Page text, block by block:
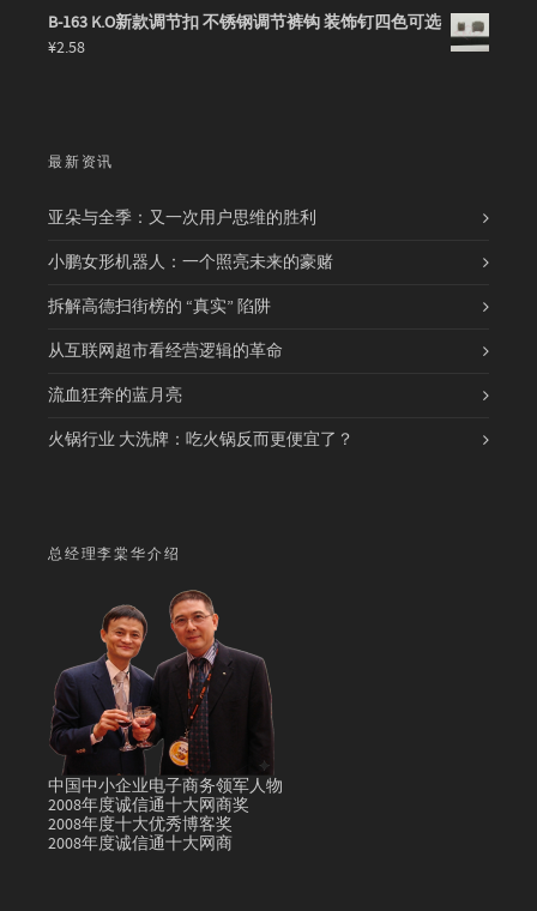
B-163 K.O新款调节扣 不锈钢调节裤钩 装饰钉四色可选
¥2.58
最新资讯
亚朵与全季：又一次用户思维的胜利
小鹏女形机器人：一个照亮未来的豪赌
拆解高德扫街榜的 “真实” 陷阱
从互联网超市看经营逻辑的革命
流血狂奔的蓝月亮
火锅行业 大洗牌：吃火锅反而更便宜了？
总经理李棠华介绍
中国中小企业电子商务领军人物
2008年度诚信通十大网商奖
2008年度十大优秀博客奖
2008年度诚信通十大网商